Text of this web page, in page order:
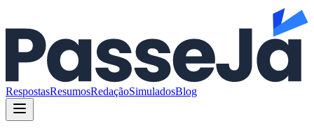
RespostasResumosRedaçãoSimuladosBlog